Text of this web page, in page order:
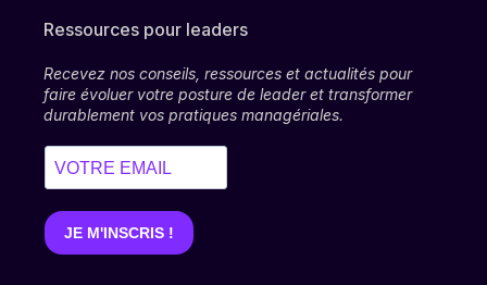
Ressources pour leaders
Recevez nos conseils, ressources et actualités pour
faire évoluer votre posture de leader et transformer
durablement vos pratiques managériales.